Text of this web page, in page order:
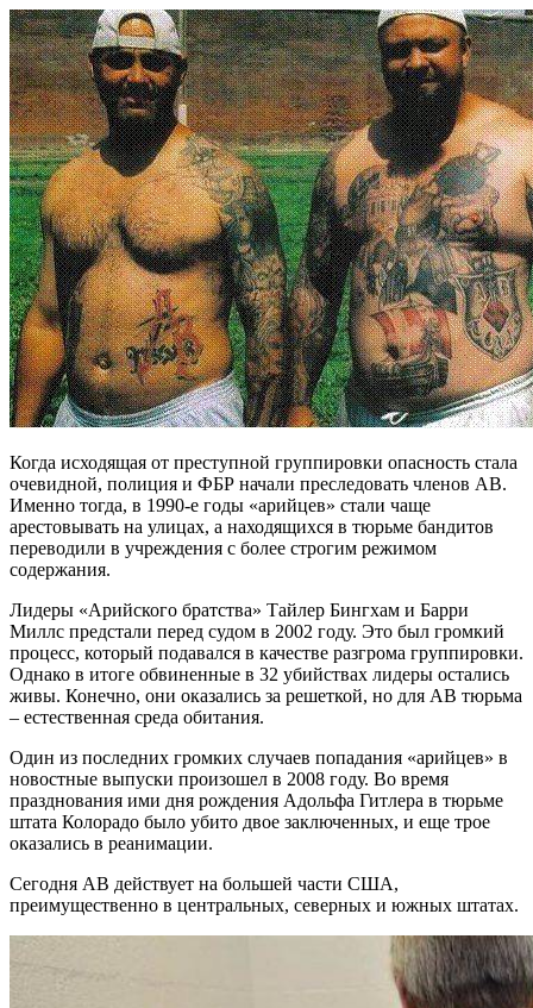
Когда исходящая от преступной группировки опасность стала
очевидной, полиция и ФБР начали преследовать членов AB.
Именно тогда, в 1990-е годы «арийцев» стали чаще
арестовывать на улицах, а находящихся в тюрьме бандитов
переводили в учреждения с более строгим режимом
содержания.
Лидеры «Арийского братства» Тайлер Бингхам и Барри
Миллс предстали перед судом в 2002 году. Это был громкий
процесс, который подавался в качестве разгрома группировки.
Однако в итоге обвиненные в 32 убийствах лидеры остались
живы. Конечно, они оказались за решеткой, но для AB тюрьма
– естественная среда обитания.
Один из последних громких случаев попадания «арийцев» в
новостные выпуски произошел в 2008 году. Во время
празднования ими дня рождения Адольфа Гитлера в тюрьме
штата Колорадо было убито двое заключенных, и еще трое
оказались в реанимации.
Сегодня AB действует на большей части США,
преимущественно в центральных, северных и южных штатах.